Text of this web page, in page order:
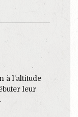
à l’altitude
leur